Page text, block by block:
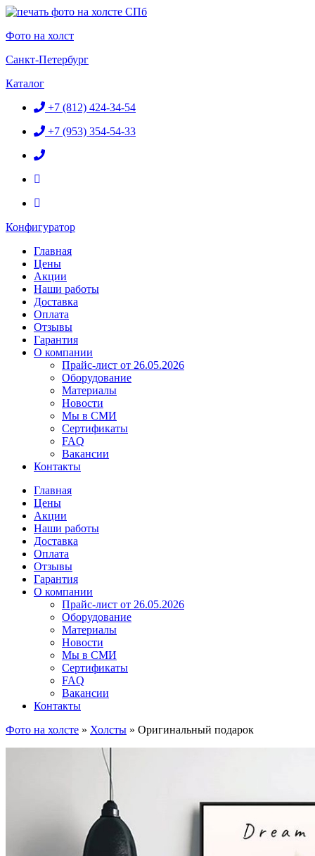
Перейти
содержимому
Фото на холст
Санкт-Петербург
Каталог
+7 (812) 424-34-54
+7 (953) 354-54-33
Конфигуратор
Главная
Цены
Акции
Наши работы
Доставка
Оплата
Отзывы
Гарантия
О компании
Прайс-лист от 26.05.2026
Оборудование
Материалы
Новости
Мы в СМИ
Сертификаты
FAQ
Вакансии
Контакты
Главная
Цены
Акции
Наши работы
Доставка
Оплата
Отзывы
Гарантия
О компании
Прайс-лист от 26.05.2026
Оборудование
Материалы
Новости
Мы в СМИ
Сертификаты
FAQ
Вакансии
Контакты
Фото на холсте » Холсты » Оригинальный подарок